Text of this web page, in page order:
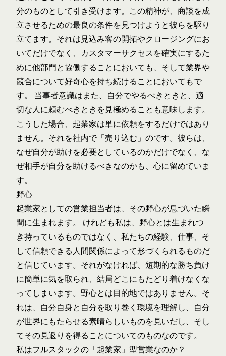
分のものとして引き受けます。この精神が、商談を成
立させるための最良の条件を見つけようと彼らを駆り
立てます。それは見込み客の開拓やクロージングにお
いてだけでなく、カスタマーサクセスを確実にするた
めに他部門と協働することにおいても、そして業界や
競合について好奇心を持ち続けることにおいてもで
す。 当事者意識はまた、自分でやるべきときと、適
切な人に頼むべきときを見極めることも意味します。
こうした場合、起業家は単に依頼をするだけではあり
ません。それを社内で「売り込む」のです。彼らは、
なぜ自分が助けを必要としているのかだけでなく、な
ぜ相手が自分を助けるべきなのかも、心に留めていま
す。
野心
起業家としての営業担当者は、その野心が息づいた瞬
間に生まれます。 けれども私は、野心とは生まれつ
き持っているものではなく、私たちの経験、仕事、そ
して信頼できる人間関係によって形づくられるものだ
と信じています。それがなければ、短期的な勝ち負け
に簡単に気を取られ、結局どこにもたどり着けなくな
ってしまいます。野心とは目的地ではありません。そ
れは、自分自身と自分を取り巻く環境を理解し、自分
が世界にもたらせる素晴らしいものを見いだし、そし
てその見返りを得ることについてのものなのです。
私はフルスタックの「起業家」型営業なのか？